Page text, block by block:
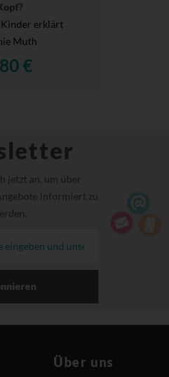
erklärt
Muth
€
jetzt an, um über
informiert zu
Über uns